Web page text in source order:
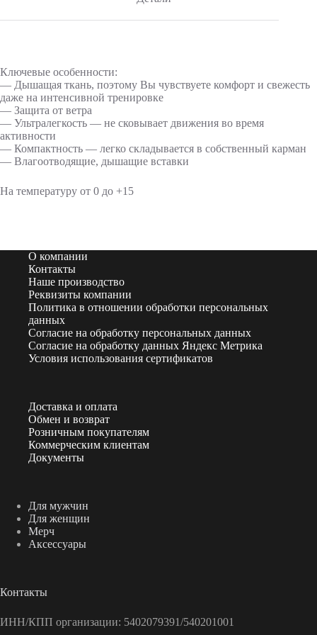
Ключевые особенности:
— Дышащая ткань, поэтому Вы чувствуете комфорт и свежесть
даже на интенсивной тренировке
— Защита от ветра
— Ультралегкость — не сковывает движения во время
активности
— Компактность — легко складывается в собственный карман
— Влагоотводящие, дышащие вставки
На температуру от 0 до +15
О компании
Контакты
Наше производство
Реквизиты компании
Политика в отношении обработки персональных
данных
Согласие на обработку персональных данных
Согласие на обработку данных Яндекс Метрика
Условия использования сертификатов
Доставка и оплата
Обмен и возврат
Розничным покупателям
Коммерческим клиентам
Документы
Для мужчин
Для женщин
Мерч
Аксессуары
Контакты
ИНН/КПП организации: 5402079391/540201001